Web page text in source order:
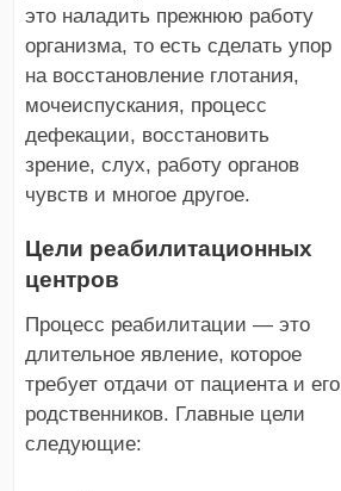
это наладить прежнюю работу
организма, то есть сделать упор
на восстановление глотания,
мочеиспускания, процесс
дефекации, восстановить
зрение, слух, работу органов
чувств и многое другое.
Цели реабилитационных
центров
Процесс реабилитации — это
длительное явление, которое
требует отдачи от пациента и его
родственников. Главные цели
следующие: